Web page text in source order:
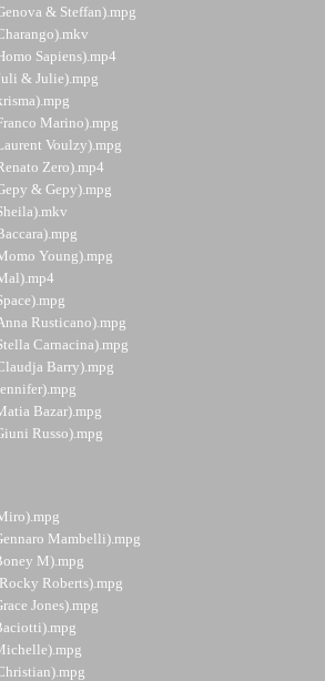
& Steffan).mpg
Sapiens).mp4
& Julie).mpg
Marino).mpg
Voulzy).mpg
Zero).mp4
& Gepy).mpg
Young).mpg
Rusticano).mpg
Carnacina).mpg
Barry).mpg
Bazar).mpg
Russo).mpg
Mambelli).mpg
M).mpg
Roberts).mpg
Jones).mpg